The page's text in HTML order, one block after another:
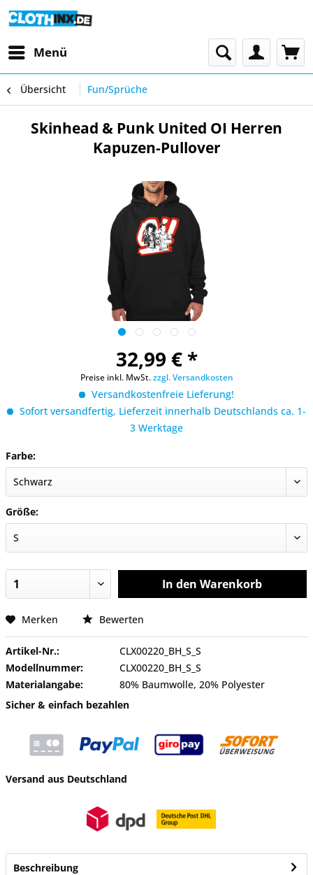
Menü
Übersicht Fun/Sprüche
Skinhead & Punk United OI Herren
Kapuzen-Pullover
32,99 € *
Preise inkl. MwSt.zzgl. Versandkosten
Versandkostenfreie Lieferung!
Sofort versandfertig, Lieferzeit innerhalb Deutschlands ca. 1-
3 Werktage
Farbe:
Größe:
In den Warenkorb
Merken Bewerten
Artikel-Nr.:
CLX00220_BH_S_S
Modellnummer:
CLX00220_BH_S_S
Materialangabe:
80% Baumwolle, 20% Polyester
Sicher & einfach bezahlen
Versand aus Deutschland
Beschreibung